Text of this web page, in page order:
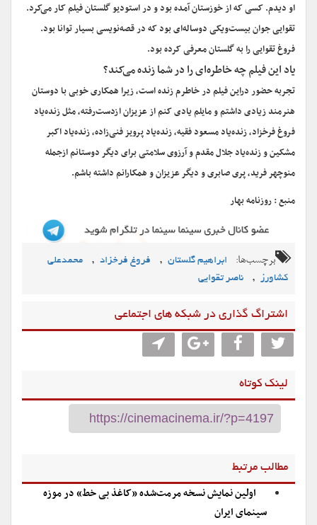
او دیدم. کسی که از خوزستان آمده بود و در استودیو گلستان فیلم کار می‌کرد.
تقوایی جوان بیست‌و‌یکی دوساله‌ای بود که در قصه‌نویسی بسیار توانا بود.
فروغ تقوایی را به گلستان معرفی کرده بود.
یاد این فیلم چه خاطره‌ای را در شما زنده می‌کند؟
تجربه حضور دراین فیلم در خاطرم زنده است، زیرا همکاری خوبی با دوستان
هنرمند زیادی داشتم و مایلم یادی کنم از عزیزان ازدست‌رفته، مثل زنده‌یاد
فروغ فرخزاد، زنده‌یاد مسعود فقیه، زنده‌یاد پرویز فنی‌زاده، زنده‌یاد اکبر
مشکین و زنده‌یاد جلال مقدم و آرزوی سلامتی برای دیگر دوستانم ازجمله
منوچهر فرید، پری صابری و دیگر عزیزان و همکارانم داشته باشم.
منبع : روزنامه بهار
برچسب‌ها: ابراهیم گلستان , فروغ فرخزاد ,
محمدعلی
کشاورز , ناصر تقوایی
اشتراگ گذاری در شبکه های اجتماعی
لینک کوتاه
مطالب مرتبط
اولین نمایش نسخه مرمت‌شده «کاغذ بی خط» در موزه
سینمای ایران